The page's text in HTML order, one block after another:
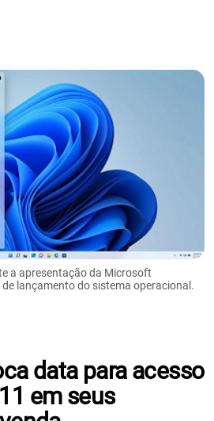
a apresentação da Microsoft
lançamento do sistema operacional.
data para acesso
em seus